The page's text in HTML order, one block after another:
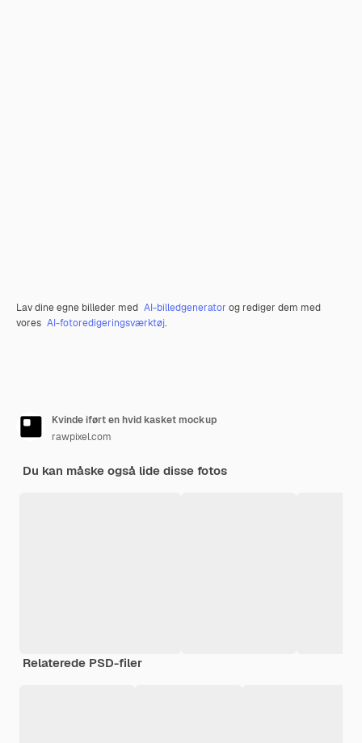
Lav dine egne billeder med AI-billedgenerator og rediger dem med
vores AI-fotoredigeringsværktøj.
Kvinde iført en hvid kasket mockup
rawpixel.com
Du kan måske også lide disse fotos
Relaterede PSD-filer